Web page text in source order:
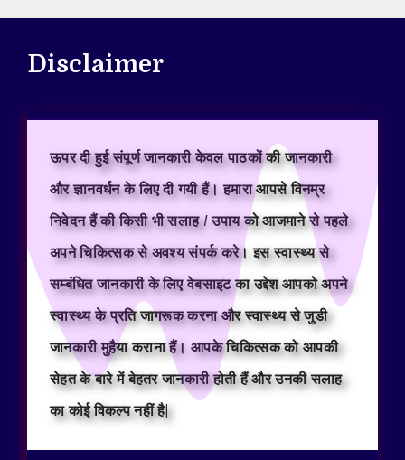
Disclaimer
ऊपर दी हुई संपूर्ण जानकारी केवल पाठकों की जानकारी
और ज्ञानवर्धन के लिए दी गयी हैं। हमारा आपसे विनम्र
निवेदन हैं की किसी भी सलाह / उपाय को आजमाने से पहले
अपने चिकित्सक से अवश्य संपर्क करे। इस स्वास्थ्य से
सम्बंधित जानकारी के लिए वेबसाइट का उद्देश आपको अपने
स्वास्थ्य के प्रति जागरूक करना और स्वास्थ्य से जुडी
जानकारी मुहैया कराना हैं। आपके चिकित्सक को आपकी
सेहत के बारे में बेहतर जानकारी होती हैं और उनकी सलाह
का कोई विकल्प नहीं है|